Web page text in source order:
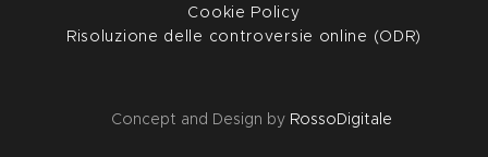
Cookie Policy
Risoluzione delle controversie online (ODR)
Concept and Design by RossoDigitale